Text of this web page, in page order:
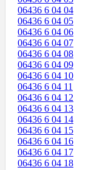
06436 6 04 04
06436 6 04 05
06436 6 04 06
06436 6 04 07
06436 6 04 08
06436 6 04 09
06436 6 04 10
06436 6 04 11
06436 6 04 12
06436 6 04 13
06436 6 04 14
06436 6 04 15
06436 6 04 16
06436 6 04 17
06436 6 04 18